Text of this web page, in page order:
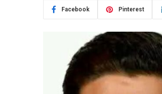
Facebook Pinterest